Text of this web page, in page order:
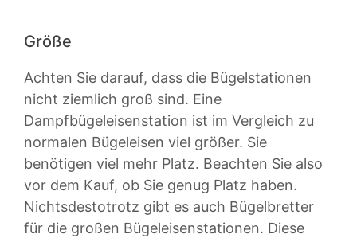
Größe
Achten Sie darauf, dass die Bügelstationen
nicht ziemlich groß sind. Eine
Dampfbügeleisenstation ist im Vergleich zu
normalen Bügeleisen viel größer. Sie
benötigen viel mehr Platz. Beachten Sie also
vor dem Kauf, ob Sie genug Platz haben.
Nichtsdestotrotz gibt es auch Bügelbretter
für die großen Bügeleisenstationen. Diese